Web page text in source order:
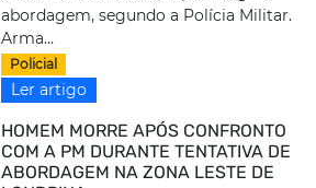
abordagem, segundo a Polícia Militar.
Arma...
Policial
Ler artigo
HOMEM MORRE APÓS CONFRONTO
COM A PM DURANTE TENTATIVA DE
ABORDAGEM NA ZONA LESTE DE